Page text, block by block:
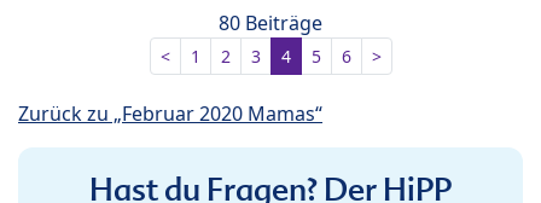
80 Beiträge
< 1 2 3 4 5 6 >
Zurück zu „Februar 2020 Mamas“
Hast du Fragen? Der HiPP